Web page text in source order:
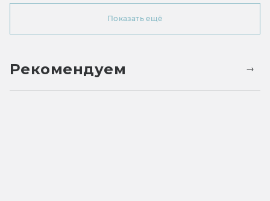
Показать ещё
Рекомендуем